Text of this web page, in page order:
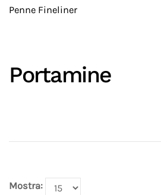
Penne Fineliner
Portamine
Mostra: